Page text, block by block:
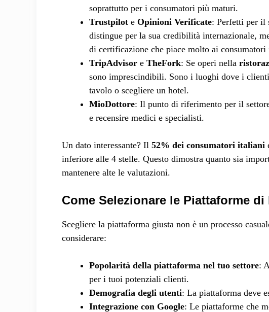
soprattutto per i consumatori più maturi.
Trustpilot e Opinioni Verificate: Perfetti per il
distingue per la sua credibilità internazionale,
di certificazione che piace molto ai
TripAdvisor e TheFork: Se operi nella
sono imprescindibili. Sono i luoghi dove i
tavolo o scegliere un hotel.
MioDottore: Il punto di riferimento per il
e recensire medici e specialisti.
Un dato interessante? Il 52% dei consumatori italiani
inferiore alle 4 stelle. Questo dimostra quanto sia
mantenere alte le valutazioni.
Come Selezionare le Piattaforme di
Scegliere la piattaforma giusta non è un processo
considerare:
Popolarità della piattaforma nel tuo settore:
per i tuoi potenziali clienti.
Demografia degli utenti: La piattaforma deve
Integrazione con Google: Le piattaforme che